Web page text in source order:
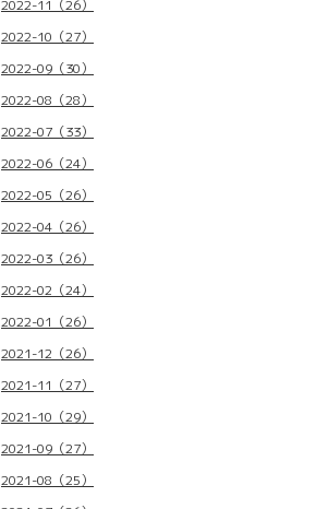
2022-11（26）
2022-10（27）
2022-09（30）
2022-08（28）
2022-07（33）
2022-06（24）
2022-05（26）
2022-04（26）
2022-03（26）
2022-02（24）
2022-01（26）
2021-12（26）
2021-11（27）
2021-10（29）
2021-09（27）
2021-08（25）